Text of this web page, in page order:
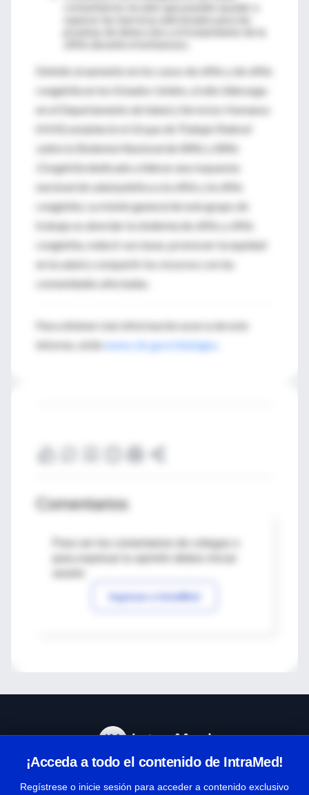
comunitarios locales que pueden ayudar a
pruebas de detección y el tratamiento de la
Debido al aumento en los casos de sífilis y de sífilis
congénita en los Estados Unidos, el alto liderazgo
en el Departamento de Salud y Servicios Humanos
(HHS) estableció el
Grupo de Trabajo Federal
sobre la Sindemia Nacional de Sífilis y Sífilis
Congénitadedicado a liderar una respuesta
nacional de salud pública a la sífilis y la sífilis
congénita. La misión general de este grupo de
trabajo es abordar la sindemia de sífilis y sífilis
congénita, reducir sus tasas, promover la equidad
en la salud y compartir los recursos con las
comunidades afectadas.
Para obtener más información acerca de este
informe, visitewww.cdc.gov/vitalsigns
Comentarios
Para ver los comentarios de colegas o
Ingresar a IntraMed
¡Acceda a todo el contenido de IntraMed!
Regístrese o inicie sesión para acceder a contenido exclusivo